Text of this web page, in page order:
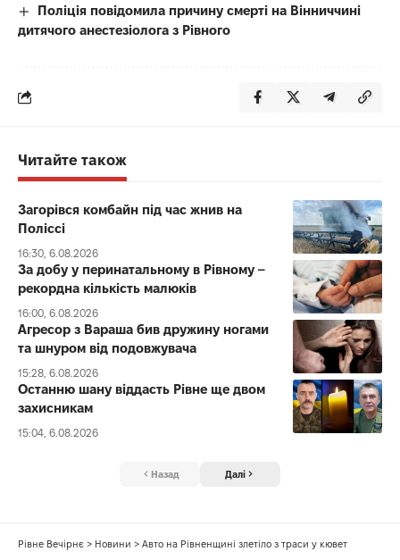
Поліція повідомила причину смерті на Вінниччині
дитячого анестезіолога з Рівного
Читайте також
Загорівся комбайн під час жнив на
Поліссі
16:30, 6.08.2026
За добу у перинатальному в Рівному –
рекордна кількість малюків
16:00, 6.08.2026
Агресор з Вараша бив дружину ногами
та шнуром від подовжувача
15:28, 6.08.2026
Останню шану віддасть Рівне ще двом
захисникам
15:04, 6.08.2026
Назад Далі
Рівне Вечірнє > Новини > Авто на Рівненщині злетіло з траси у кювет